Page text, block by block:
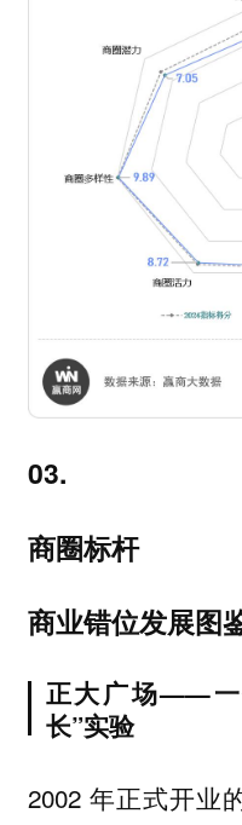
03.
商圈标杆
商业错位发展图
正大广场——一
长”实验
2002 年正式开业